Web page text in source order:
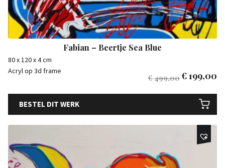
Fabian – Beertje Sea Blue
80 x 120 x 4 cm
Acryl op 3d frame
€499,00€199,00
BESTEL DIT WERK